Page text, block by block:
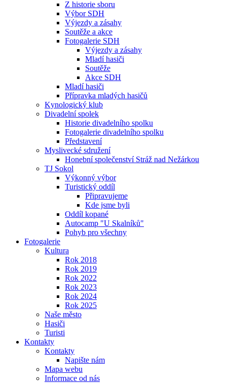
Z historie sboru
Výbor SDH
Výjezdy a zásahy
Soutěže a akce
Fotogalerie SDH
Výjezdy a zásahy
Mladí hasiči
Soutěže
Akce SDH
Mladí hasiči
Přípravka mladých hasičů
Kynologický klub
Divadelní spolek
Historie divadelního spolku
Fotogalerie divadelního spolku
Představení
Myslivecké sdružení
Honební společenství Stráž nad Nežárkou
TJ Sokol
Výkonný výbor
Turistický oddíl
Připravujeme
Kde jsme byli
Oddíl kopané
Autocamp "U Skalníků"
Pohyb pro všechny
Fotogalerie
Kultura
Rok 2018
Rok 2019
Rok 2022
Rok 2023
Rok 2024
Rok 2025
Naše město
Hasiči
Turisti
Kontakty
Kontakty
Napište nám
Mapa webu
Informace od nás